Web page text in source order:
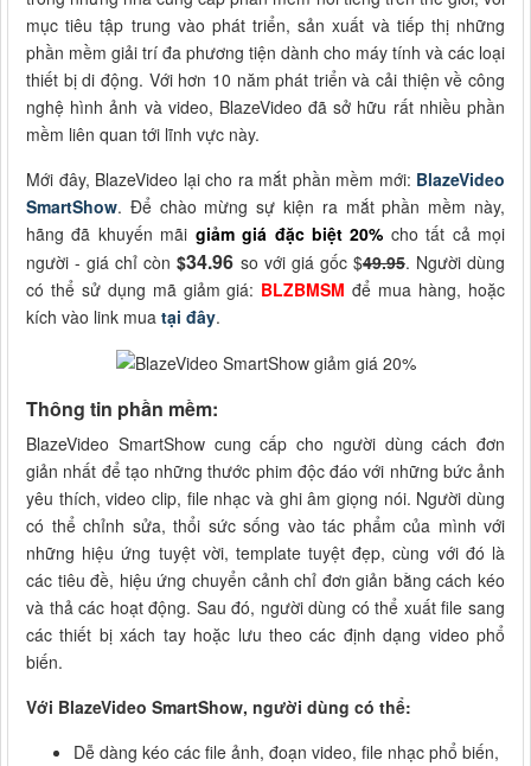
mục tiêu tập trung vào phát triển, sản xuất và tiếp thị những
phần mềm giải trí đa phương tiện dành cho máy tính và các loại
thiết bị di động. Với hơn 10 năm phát triển và cải thiện về công
nghệ hình ảnh và video, BlazeVideo đã sở hữu rất nhiều phần
mềm liên quan tới lĩnh vực này.
Mới đây, BlazeVideo lại cho ra mắt phần mềm mới: BlazeVideo
SmartShow. Để chào mừng sự kiện ra mắt phần mềm này,
hãng đã khuyến mãi giảm giá đặc biệt 20% cho tất cả mọi
người - giá chỉ còn$34.96 so với giá gốc $49.95. Người dùng
có thể sử dụng mã giảm giá: BLZBMSMđể mua hàng, hoặc
kích vào link mua tại đây.
Thông tin phần mềm:
BlazeVideo SmartShow cung cấp cho người dùng cách đơn
giản nhất để tạo những thước phim độc đáo với những bức ảnh
yêu thích, video clip, file nhạc và ghi âm giọng nói. Người dùng
có thể chỉnh sửa, thổi sức sống vào tác phẩm của mình với
những hiệu ứng tuyệt vời, template tuyệt đẹp, cùng với đó là
các tiêu đề, hiệu ứng chuyển cảnh chỉ đơn giản bằng cách kéo
và thả các hoạt động. Sau đó, người dùng có thể xuất file sang
các thiết bị xách tay hoặc lưu theo các định dạng video phổ
biến.
Với BlazeVideo SmartShow, người dùng có thể:
Dễ dàng kéo các file ảnh, đoạn video, file nhạc phổ biến,